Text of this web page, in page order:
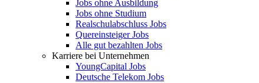
Jobs ohne Ausbildung
Jobs ohne Studium
Realschulabschluss Jobs
Quereinsteiger Jobs
Alle gut bezahlten Jobs
Karriere bei Unternehmen
YoungCapital Jobs
Deutsche Telekom Jobs